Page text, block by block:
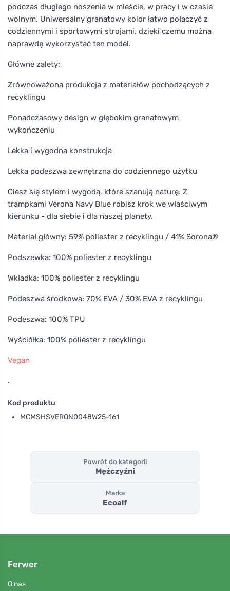
podczas długiego noszenia w mieście, w pracy i w czasie
wolnym. Uniwersalny granatowy kolor łatwo połączyć z
codziennymi i sportowymi strojami, dzięki czemu można
naprawdę wykorzystać ten model.
Główne zalety:
Zrównoważona produkcja z materiałów pochodzących z
recyklingu
Ponadczasowy design w głębokim granatowym
wykończeniu
Lekka i wygodna konstrukcja
Lekka podeszwa zewnętrzna do codziennego użytku
Ciesz się stylem i wygodą, które szanują naturę. Z
trampkami Verona Navy Blue robisz krok we właściwym
kierunku - dla siebie i dla naszej planety.
Materiał główny: 59% poliester z recyklingu / 41% Sorona®
Podszewka: 100% poliester z recyklingu
Wkładka: 100% poliester z recyklingu
Podeszwa środkowa: 70% EVA / 30% EVA z recyklingu
Podeszwa: 100% TPU
Wyściółka: 100% poliester z recyklingu
Vegan
.
Kod produktu
MCMSHSVERON0048W25-161
Powrót do kategorii
Mężczyźni
Marka
Ecoalf
Ferwer
O nas